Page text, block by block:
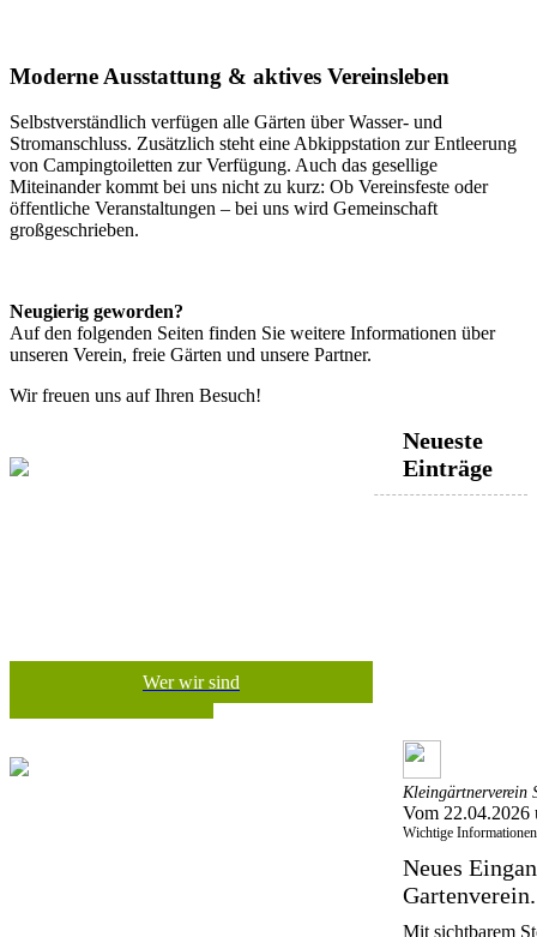
Moderne Ausstattung & aktives Vereinsleben
Selbstverständlich verfügen alle Gärten über Wasser- und
Stromanschluss. Zusätzlich steht eine Abkippstation zur Entleerung
von Campingtoiletten zur Verfügung. Auch das gesellige
Miteinander kommt bei uns nicht zu kurz: Ob Vereinsfeste oder
öffentliche Veranstaltungen – bei uns wird Gemeinschaft
großgeschrieben.
Neugierig geworden?
Auf den folgenden Seiten finden Sie weitere Informationen über
unseren Verein, freie Gärten und unsere Partner.
Wir freuen uns auf Ihren Besuch!
Wer wir sind
Neueste
Einträge
Kleingärtnerverein
Vom 22.04.2026
Wichtige Informationen
Neues
Mit sichtbarem